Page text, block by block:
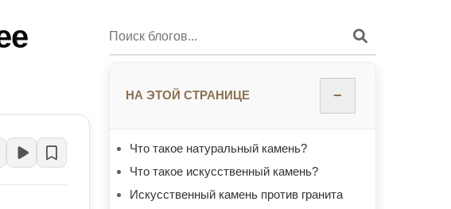
НА ЭТОЙ СТРАНИЦЕ −
Что такое натуральный камень?
Что такое искусственный камень?
Искусственный камень против гранита